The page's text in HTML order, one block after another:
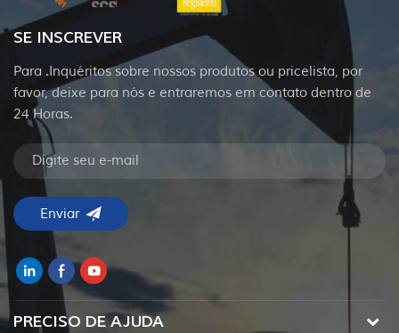
SE INSCREVER
Para .Inquéritos sobre nossos produtos ou pricelista, por
favor, deixe para nós e entraremos em contato dentro de
24 Horas.
PRECISO DE AJUDA